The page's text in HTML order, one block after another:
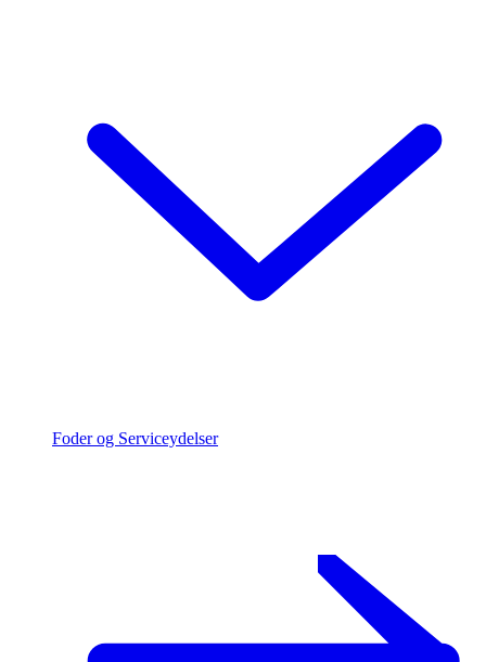
Foder og Serviceydelser